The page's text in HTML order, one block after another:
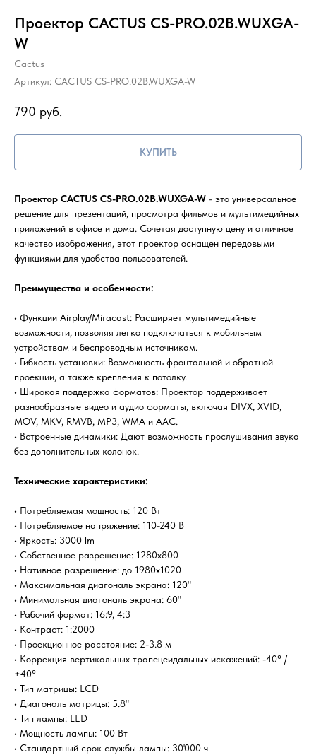
Проектор CACTUS CS-PRO.02B.WUXGA-
W
Cactus
Артикул: CACTUS CS-PRO.02B.WUXGA-W
790 руб.
КУПИТЬ
Проектор CACTUS CS-PRO.02B.WUXGA-W - это универсальное
решение для презентаций, просмотра фильмов и мультимедийных
приложений в офисе и дома. Сочетая доступную цену и отличное
качество изображения, этот проектор оснащен передовыми
функциями для удобства пользователей.
Преимущества и особенности:
• Функции Airplay/Miracast: Расширяет мультимедийные
возможности, позволяя легко подключаться к мобильным
устройствам и беспроводным источникам.
• Гибкость установки: Возможность фронтальной и обратной
проекции, а также крепления к потолку.
• Широкая поддержка форматов: Проектор поддерживает
разнообразные видео и аудио форматы, включая DIVX, XVID,
MOV, MKV, RMVB, MP3, WMA и AAC.
• Встроенные динамики: Дают возможность прослушивания звука
без дополнительных колонок.
Технические характеристики:
• Потребляемая мощность: 120 Вт
• Потребляемое напряжение: 110-240 В
• Яркость: 3000 lm
• Собственное разрешение: 1280x800
• Нативное разрешение: до 1980x1020
• Максимальная диагональ экрана: 120"
• Минимальная диагональ экрана: 60"
• Рабочий формат: 16:9, 4:3
• Контраст: 1:2000
• Проекционное расстояние: 2-3.8 м
• Коррекция вертикальных трапецеидальных искажений: -40° /
+40°
• Тип матрицы: LCD
• Диагональ матрицы: 5.8"
• Тип лампы: LED
• Мощность лампы: 100 Вт
• Стандартный срок службы лампы: 30'000 ч